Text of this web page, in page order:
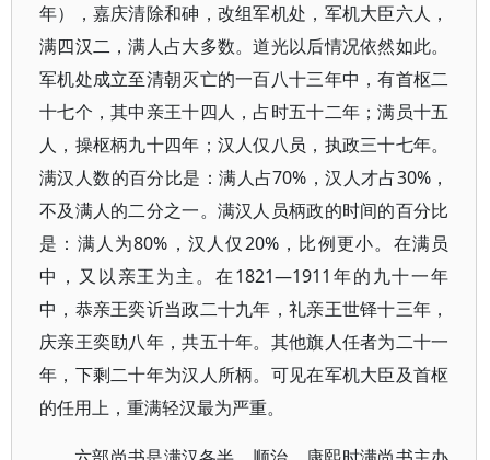
年），嘉庆清除和砷，改组军机处，军机大臣六人，
满四汉二，满人占大多数。道光以后情况依然如此。
军机处成立至清朝灭亡的一百八十三年中，有首枢二
十七个，其中亲王十四人，占时五十二年；满员十五
人，操枢柄九十四年；汉人仅八员，执政三十七年。
满汉人数的百分比是：满人占70%，汉人才占30%，
不及满人的二分之一。满汉人员柄政的时间的百分比
是：满人为80%，汉人仅20%，比例更小。在满员
中，又以亲王为主。在1821—1911年的九十一年
中，恭亲王奕䜣当政二十九年，礼亲王世铎十三年，
庆亲王奕劻八年，共五十年。其他旗人任者为二十一
年，下剩二十年为汉人所柄。可见在军机大臣及首枢
的任用上，重满轻汉最为严重。